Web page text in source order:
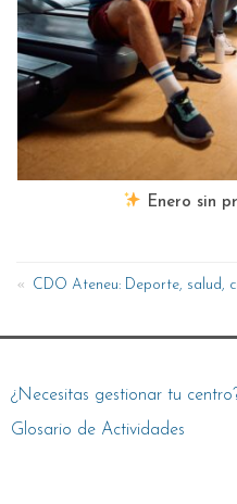
Enero sin
CDO Ateneu: Deporte, salud,
¿Necesitas gestionar tu
Glosario de Actividades